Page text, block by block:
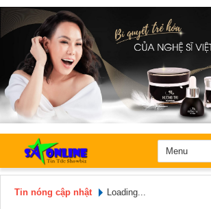
Tin nóng cập nhật Loading...